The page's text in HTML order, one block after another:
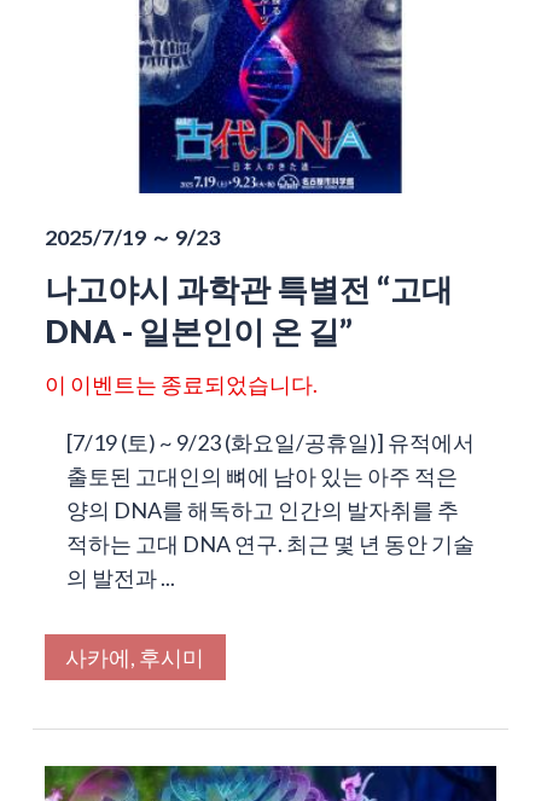
2025/7/19 ～ 9/23
나고야시 과학관 특별전 “고대
DNA - 일본인이 온 길”
이 이벤트는 종료되었습니다.
[7/19 (토) ~ 9/23 (화요일/공휴일)] 유적에서
출토된 고대인의 뼈에 남아 있는 아주 적은
양의 DNA를 해독하고 인간의 발자취를 추
적하는 고대 DNA 연구. 최근 몇 년 동안 기술
의 발전과 ...
사카에, 후시미